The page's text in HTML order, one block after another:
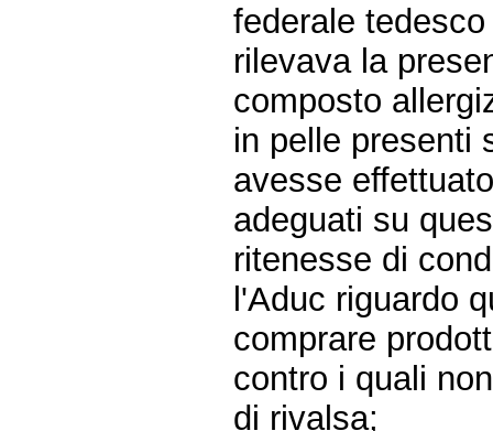
federale
rilevava la
composto
in pelle presenti
avesse
adeguati su
ritenesse di
l'Aduc riguardo
comprare
contro i quali
di rivalsa;